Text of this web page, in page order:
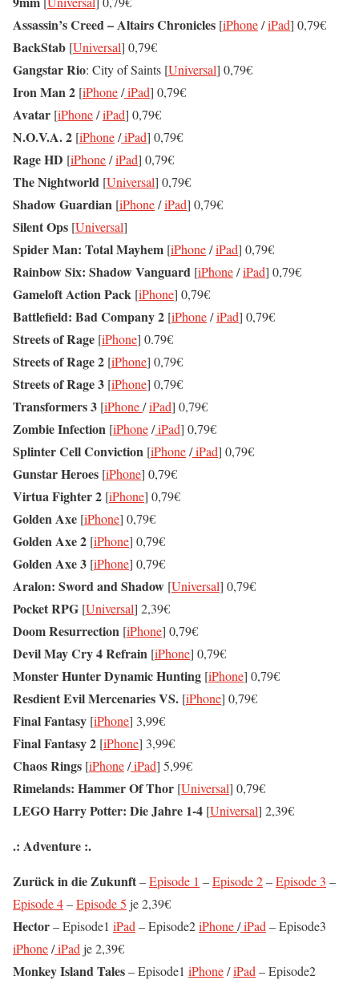
Assassin’s Creed – Altairs Chronicles [iPhone/iPad] 0,79€
BackStab [Universal] 0,79€
Gangstar Rio: City of Saints [Universal] 0,79€
Iron Man 2 [iPhone/iPad] 0,79€
Avatar [iPhone/iPad] 0,79€
N.O.V.A. 2 [iPhone/iPad] 0,79€
Rage HD [iPhone/iPad] 0,79€
The Nightworld [Universal] 0,79€
Shadow Guardian [iPhone/iPad] 0,79€
Silent Ops [Universal]
Spider Man: Total Mayhem [iPhone/iPad] 0,79€
Rainbow Six: Shadow Vanguard [iPhone/iPad] 0,79€
Gameloft Action Pack [iPhone] 0,79€
Battlefield: Bad Company 2 [iPhone/iPad] 0,79€
Streets of Rage [iPhone] 0.79€
Streets of Rage 2 [iPhone] 0,79€
Streets of Rage 3 [iPhone] 0,79€
Transformers 3 [iPhone/iPad] 0,79€
Zombie Infection [iPhone/iPad] 0,79€
Splinter Cell Conviction [iPhone/iPad] 0,79€
Gunstar Heroes [iPhone] 0,79€
Virtua Fighter 2 [iPhone] 0,79€
Golden Axe [iPhone] 0,79€
Golden Axe 2 [iPhone] 0,79€
Golden Axe 3 [iPhone] 0,79€
Aralon: Sword and Shadow [Universal] 0,79€
Pocket RPG [Universal] 2,39€
Doom Resurrection [iPhone] 0,79€
Devil May Cry 4 Refrain [iPhone] 0,79€
Monster Hunter Dynamic Hunting [iPhone] 0,79€
Resdient Evil Mercenaries VS. [iPhone] 0,79€
Final Fantasy [iPhone] 3,99€
Final Fantasy 2 [iPhone] 3,99€
Chaos Rings [iPhone/iPad] 5,99€
Rimelands: Hammer Of Thor [Universal] 0,79€
LEGO Harry Potter: Die Jahre 1-4 [Universal] 2,39€
.: Adventure :.
Zurück in die Zukunft–Episode 1 –Episode 2–Episode 3 –
Episode 4–Episode 5 je 2,39€
Hector– Episode1 iPad – Episode2iPhone/iPad – Episode3
iPhone/iPad je 2,39€
Monkey Island Tales– Episode1 iPhone/iPad – Episode2